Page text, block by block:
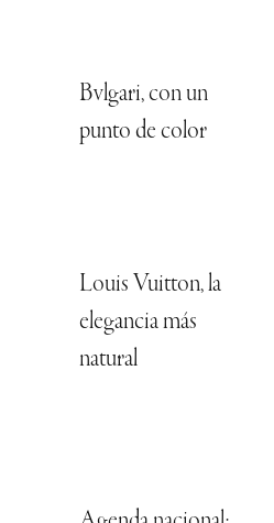
Bvlgari, con un
punto de color
Louis Vuitton, la
elegancia más
natural